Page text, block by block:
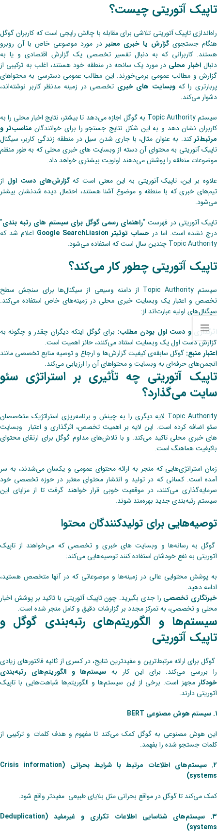
تاپیک آتوریتی چیست؟
راه‌اندازی ‌‌تاپیک آتوریتی تلاشی برای مقابله با چالش رایجی است که کاربران گوگل
هنگام جستجویگزارش یا خبری معتبر در مورد موضوعی خاص با آن روبرو
هستند. کاربرانی که به دنبال تفسیر تخصصی یک گزارش اقتصادی و یا به
دنبالاخبار محلی در مورد یک سانحه در منطقه خود هستند، اغلب به ترکیبی از
گزارش و مطالب عمومی بر‌می‌خورند. این مطالب عمومی‌ دسترسی به محتواهای
پربارتری را که وبسایت های خبری تخصصی در زمینه مدنظر کاربر نوشته‌اند،
دشوار می‌کند.
سیستم Topic Authority به گوگل اجازه‌ می‌دهد تا بیشتر، نتایج اخبار محلی را به
کاربران نشان دهد و به این شکل نتایج جستجو را برای خوانندگان مناسب‌‌تر و
مرتبط‌تر کند. به عنوان مثال، با جاری شدن سیل در منطقه زندگی کاربر، سیگنال
‌‌تاپیک آتوریتی به محتوای آن دسته از وبسایت های خبری محلی که به طور منظم
موضوعات منطقه را پوشش می‌دهند اولویت بیشتری خواهد داد.
علاوه بر این، ‌‌تاپیک آتوریتی به این معنی است کهگزارش‌های ‌دست اول از
تیم‌های خبری که با منطقه و موضوع آشنا هستند، احتمال دیده شدنشان بیشتر
می‌شود.
‌‌تاپیک آتوریتی در فهرست “راهنمای رسمی گوگل برای سیستم های رتبه بندی”
درج نشده است. اما درحساب توئیتر Google SearchLiasion
اعلام شد که
Topic Authority چندین سال است که استفاده‌ می‌شود.
تاپیک آتوریتی چطور کار می‌کند؟
سیستم Topic Authority از دامنه وسیعی از سیگنال‌ها برای سنجش سطح
تخصص و اعتبار یک وبسایت‌ خبری محلی در زمینه‌های خاص استفاده‌ می‌کند.
سیگنال‌های اولیه عبارت‌اند از:
اثرگذاری و ‌دست اول بودن مطلب: برای گوگل اینکه دیگران چقدر و چگونه به
گزارش ‌دست اول یک وبسایت استناد می‌کنند، حائز اهمیت است.
اعتبار منبع: گوگل سابقه‌ی کیفیت گزارش‌ها و ارجاع و توصیه منابع تخصصی مانند
انجمن‌های حرفه‌ای به وبسایت و محتواهای آن را ارزیابی‌ می‌کند.
تاپیک آتوریتی چه تأثیری بر استراتژی سئو
سایت می‌گذارد؟
Topic Authority لایه دیگری را به چینش و برنامه‌ریزی استراتژیک متخصصان
سئو اضافه کرده است. این لایه بر اهمیت تخصص، اثرگذاری و اعتبار وبسایت‌
های خبری محلی تاکید‌ می‌کند. و با تلاش‌های مداوم گوگل برای ارتقای محتوای
باکیفیت هماهنگ است.
زمان استراتژی‌هایی که منجر به ارائه محتوای عمومی و یکسان می‌شدند، به سر
آمده است. کسانی که در تولید و انتشار محتوای معتبر در حوزه تخصصی خود
سرمایه‌گذاری‌ می‌کنند، در موقعیت خوبی قرار خواهند گرفت تا از مزایای این
سیستم رتبه‌بندی جدید بهره‌مند شوند.
توصیه‌هایی برای تولیدکنندگان محتوا
گوگل به رسانه‌ها و وبسایت های خبری و تخصصی که می‌خواهند از ‌‌تاپیک
آتوریتی به نفع خودشان استفاده کنند توصیه‌هایی می‌کند:
به پوشش محتوایی عالی در زمینه‌ها و موضوعاتی که در آنها متخصص هستید،
ادامه دهید.
خبرنگاری تخصصی را جدی بگیرید. چون تاپیک آتوریتی با تاکید بر پوشش اخبار
محلی و تخصصی، ‌‌به تمرکز مجدد بر گزارشات دقیق و کامل منجر شده است.
سیستم‌ها و الگوریتم‌های رتبه‌بندی گوگل و
تاپیک آتوریتی
گوگل برای ارائه مرتبط‌ترین و مفیدترین نتایج، در کسری از ثانیه فاکتورهای زیادی
را بررسی می‌کند. برای این کار به سیستم‌ها و الگوریتم‌های رتبه‌بندی
خودکار مجهز است. برخی از این سیستم‌ها و الگوریتم‌ها شباهت‌هایی با ‌‌تاپیک
آتوریتی دارند.
۱. سیستم هوش مصنوعی BERT
این هوش مصنوعی به گوگل کمک‌ می‌کند تا مفهوم و هدف کلمات و ترکیبی از
کلمات جستجو شده را بفهمد.
۲. سیستم‌های اطلاعات مرتبط با شرایط بحرانی (Crisis information
systems)
کمک‌ می‌کند تا گوگل در مواقع بحرانی مثل بلایای طبیعی مفیدتر واقع شود.
۳. سیستم‌های شناسایی اطلاعات تکراری و غیرمفید (Deduplication
systems)